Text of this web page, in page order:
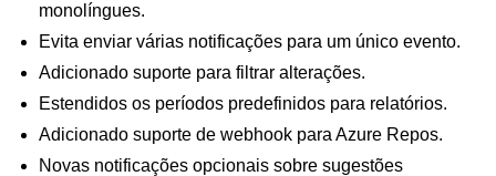
monolíngues.
Evita enviar várias notificações para um único evento.
Adicionado suporte para filtrar alterações.
Estendidos os períodos predefinidos para relatórios.
Adicionado suporte de webhook para Azure Repos.
Novas notificações opcionais sobre sugestões